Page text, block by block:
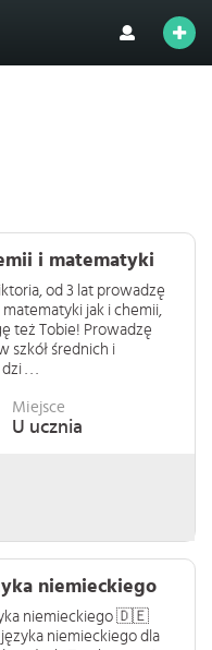
i matematyki
od 3 lat prowadzę
jak i chemii,
też Tobie! Prowadzę
szkół średnich i
. . .
Miejsce
U ucznia
niemieckiego
niemieckiego 🇩🇪
niemieckiego dla